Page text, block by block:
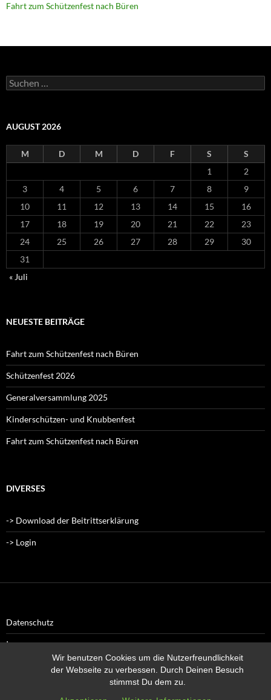
Wir benutzen Cookies um die Nutzerfreundlichkeit
der Webseite zu verbessen. Durch Deinen Besuch
stimmst Du dem zu.
Fahrt zum Schützenfest nach Büren
Suchen
nach:
AUGUST 2026
M D M D F S
S
1
2
3
4 5 6 7 8
9
10
11 12 13 14 15
16
17
18 19 20 21 22
23
24
25 26 27 28 29
30
31
« Juli
NEUESTE BEITRÄGE
Fahrt zum Schützenfest nach Büren
Schützenfest 2026
Generalversammlung 2025
Kinderschützen- und Knubbenfest
Fahrt zum Schützenfest nach Büren
DIVERSES
-> Download der Beitrittserklärung
-> Login
Datenschutz
Impressum